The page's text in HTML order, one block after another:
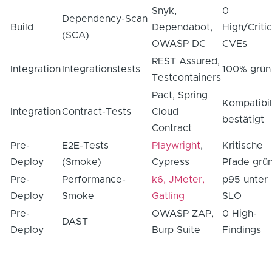
Build
Dependency-Scan
(SCA)
Snyk,
Dependabot,
OWASP DC
0
High/
CVEs
Integration Integrationstests
REST Assured,
Testcontainers
100% grün
IntegrationContract-Tests
Pact, Spring
Cloud
Contract
bestätigt
Pre-
Deploy
E2E-Tests
(Smoke)
Playwright,
Cypress
Kritische
Pfade
Pre-
Deploy
Performance-
Smoke
k6, JMeter,
Gatling
p95 unter
SLO
Pre-
Deploy
DAST
OWASP ZAP,
Burp Suite
0 High-
Findings